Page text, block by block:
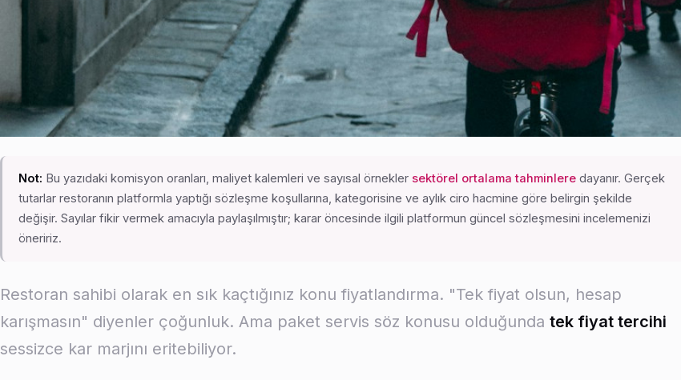
Not: Bu yazıdaki komisyon oranları, maliyet kalemleri ve sayısal örnekler sektörel ortalama tahminlere dayanır. Gerçek
tutarlar restoranın platformla yaptığı sözleşme koşullarına, kategorisine ve aylık ciro hacmine göre belirgin şekilde
değişir. Sayılar fikir vermek amacıyla paylaşılmıştır; karar öncesinde ilgili platformun güncel sözleşmesini incelemenizi
öneririz.
Restoran sahibi olarak en sık kaçtığınız konu fiyatlandırma. "Tek fiyat olsun, hesap
karışmasın" diyenler çoğunluk. Ama paket servis söz konusu olduğunda tek fiyat tercihi
sessizce kar marjını eritebiliyor.